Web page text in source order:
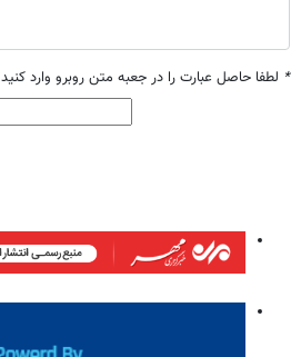
* لطفا حاصل عبارت را در جعبه متن روبرو وارد کنید